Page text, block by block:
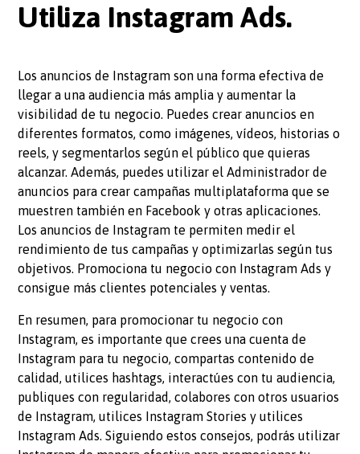
Utiliza Instagram Ads.
Los anuncios de Instagram son una forma efectiva de
llegar a una audiencia más amplia y aumentar la
visibilidad de tu negocio. Puedes crear anuncios en
diferentes formatos, como imágenes, vídeos, historias o
reels, y segmentarlos según el público que quieras
alcanzar. Además, puedes utilizar el Administrador de
anuncios para crear campañas multiplataforma que se
muestren también en Facebook y otras aplicaciones.
Los anuncios de Instagram te permiten medir el
rendimiento de tus campañas y optimizarlas según tus
objetivos. Promociona tu negocio con Instagram Ads y
consigue más clientes potenciales y ventas.
En resumen, para promocionar tu negocio con
Instagram, es importante que crees una cuenta de
Instagram para tu negocio, compartas contenido de
calidad, utilices hashtags, interactúes con tu audiencia,
publiques con regularidad, colabores con otros usuarios
de Instagram, utilices Instagram Stories y utilices
Instagram Ads. Siguiendo estos consejos, podrás utilizar